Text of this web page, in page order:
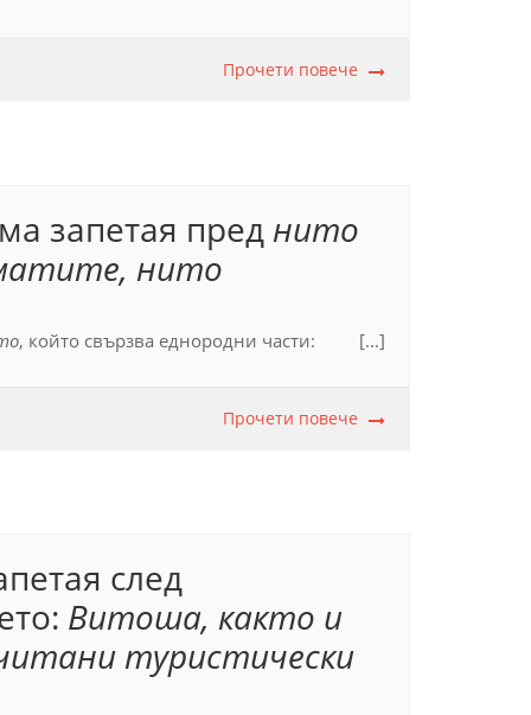
Прочети повече
запетая пред нито
нито
, който свързва еднородни части:
[...]
Прочети повече
след
Витоша, както и
туристически